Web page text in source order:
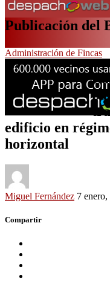
Publicación del
Administración de Fincas
edificio en
horizontal
Miguel Fernández 7
Compartir